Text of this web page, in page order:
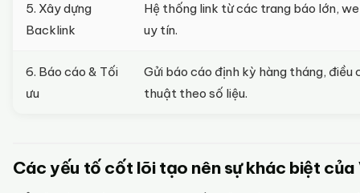
5. Xây dựng
Backlink
Hệ thống link từ các trang báo lớn,
uy tín.
6. Báo cáo & Tối
ưu
Gửi báo cáo định kỳ hàng tháng, điều
thuật theo số liệu.
Các yếu tố cốt lõi tạo nên sự khác biệt